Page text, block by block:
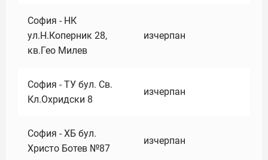
София - НК
ул.Н.Коперник 28,
кв.Гео Милев
изчерпан
София - ТУ бул. Св.
Кл.Охридски 8
изчерпан
София - ХБ бул.
Христо Ботев №87
изчерпан